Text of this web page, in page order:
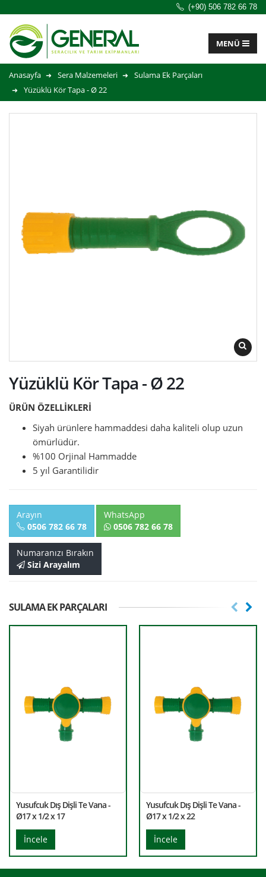
(+90) 506 782 66 78
Anasayfa Sera Malzemeleri
Sulama Ek Parçaları
Yüzüklü Kör Tapa - Ø 22
Yüzüklü Kör Tapa - Ø 22
ÜRÜN ÖZELLİKLERİ
Siyah ürünlere hammaddesi daha kaliteli olup uzun
ömürlüdür.
%100 Orjinal Hammadde
5 yıl Garantilidir
Arayın
0506 782 66 78
WhatsApp
0506 782 66 78
Numaranızı Bırakın
Sizi Arayalım
SULAMA EK PARÇALARI
Yusufcuk Dış Dişli Te Vana -
Ø17 x 1/2 x 17
İncele
Yusufcuk Dış Dişli Te Vana -
Ø17 x 1/2 x 22
İncele